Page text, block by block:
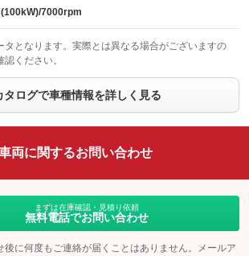
：装備あり
フロントカメラ
：装備なし
：装備なし
ルーフレール
：装備なし
：装備なし
7000rpm
となります。実際とは異なる場合がございますの
ください。
タログで車種情報を詳しく見る
両に関するお問い合わせ
まずは在庫確認・見積り依頼
無料電話でお問い合わせ
後に何度もご連絡が届くことはありません。メールア